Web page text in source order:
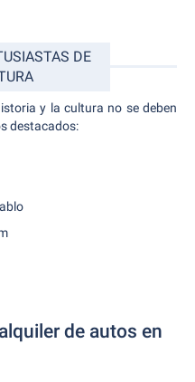
DE
y la cultura no se deben
destacados:
de autos en